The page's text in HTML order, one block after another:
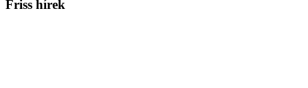
Friss hírek